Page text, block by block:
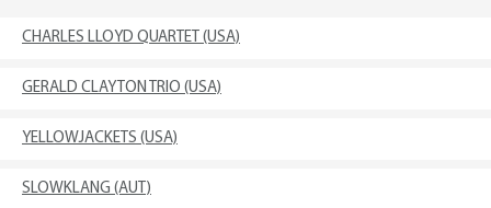
CHARLES LLOYD QUARTET (USA)
GERALD CLAYTON TRIO (USA)
YELLOWJACKETS (USA)
SLOWKLANG (AUT)